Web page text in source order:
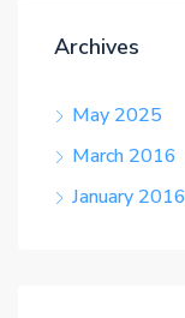
Archives
May 2025
March 2016
January 2016